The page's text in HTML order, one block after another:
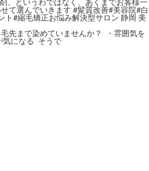
先まで染めていませんか？ ⁡ ・雰囲気を
気になる ⁡ そうで